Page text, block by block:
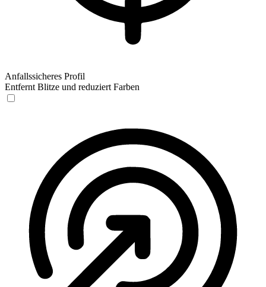
Anfallssicheres Profil
Entfernt Blitze und reduziert Farben